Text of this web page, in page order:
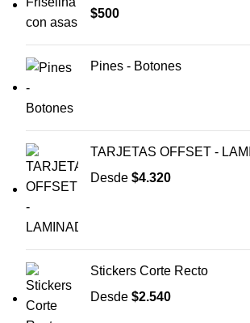
$500
Pines - Botones
TARJETAS OFFSET -
Desde $4.320
Stickers Corte Recto
Desde $2.540